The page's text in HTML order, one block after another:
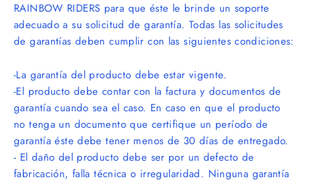
RAINBOW RIDERS para que éste le brinde un soporte
adecuado a su solicitud de garantía. Todas las solicitudes
de garantías deben cumplir con las siguientes condiciones:
-La garantía del producto debe estar vigente.
-El producto debe contar con la factura y documentos de
garantía cuando sea el caso. En caso en que el producto
no tenga un documento que certifique un período de
garantíaéste debe tener menos de 30 días de entregado.
- El daño del producto debe ser por un defecto de
fabricación, falla técnica o irregularidad. Ninguna garantía